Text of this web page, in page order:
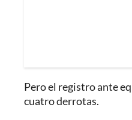
Pero el registro ante
cuatro derrotas.